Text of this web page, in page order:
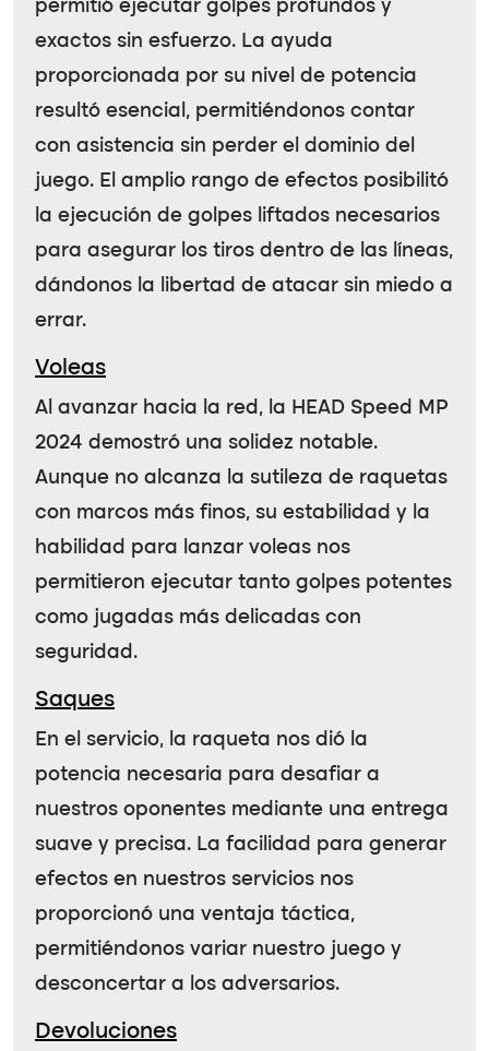
permitió ejecutar golpes profundos y
exactos sin esfuerzo. La ayuda
proporcionada por su nivel de potencia
resultó esencial, permitiéndonos contar
con asistencia sin perder el dominio del
juego. El amplio rango de efectos posibilitó
la ejecución de golpes liftados necesarios
para asegurar los tiros dentro de las líneas,
dándonos la libertad de atacar sin miedo a
errar.
Voleas
Al avanzar hacia la red, la HEAD Speed MP
2024 demostró una solidez notable.
Aunque no alcanza la sutileza de raquetas
con marcos más finos, su estabilidad y la
habilidad para lanzar voleas nos
permitieron ejecutar tanto golpes potentes
como jugadas más delicadas con
seguridad.
Saques
En el servicio, la raqueta nos dió la
potencia necesaria para desafiar a
nuestros oponentes mediante una entrega
suave y precisa. La facilidad para generar
efectos en nuestros servicios nos
proporcionó una ventaja táctica,
permitiéndonos variar nuestro juego y
desconcertar a los adversarios.
Devoluciones